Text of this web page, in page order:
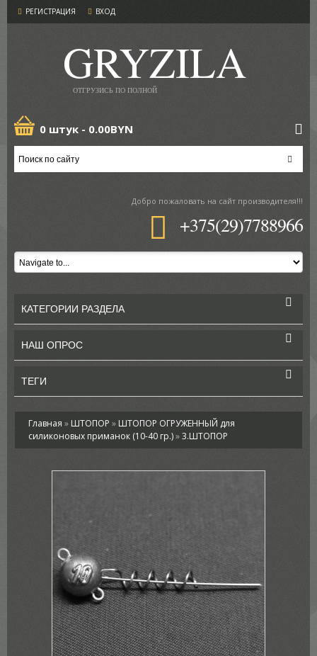
РЕГИСТРАЦИЯ ВХОД
GRYZILA
ОТГРУЗИСЬ ПО ПОЛНОЙ
0 штук - 0.00BYN
Добро пожаловать на сайт производителя!!!
+375(29)7788966
КАТЕГОРИИ РАЗДЕЛА
НАШ ОПРОС
ТЕГИ
Главная » ШТОПОР » ШТОПОР ОГРУЖЕННЫЙ для
силиконовых приманок (10-40 гр.) »3.ШТОПОР